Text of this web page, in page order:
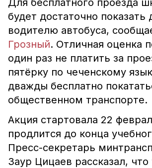
Для бесплатного проезда
будет достаточно показать
водителю автобуса,
Грозный. Отличная оценка
один раз не платить за
пятёрку по чеченскому
дважды бесплатно
общественном транспорте.
Акция стартовала 22
продлится до конца
Пресс-секретарь
Заур Цицаев рассказал, что